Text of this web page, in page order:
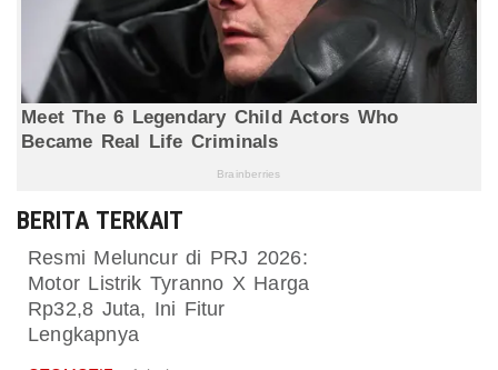
BERITA TERKAIT
Resmi Meluncur di PRJ 2026:
Motor Listrik Tyranno X Harga
Rp32,8 Juta, Ini Fitur
Lengkapnya